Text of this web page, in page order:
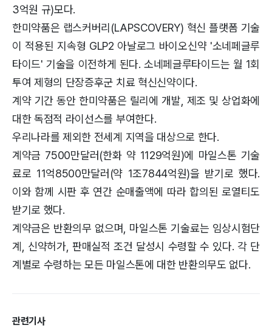
3억원 규)모다.
한미약품은 랩스커버리(LAPSCOVERY) 혁신 플랫폼 기술
이 적용된 지속형 GLP2 아날로그 바이오신약 '소네페글루
타이드' 기술을 이전하게 된다. 소네페글루타이드는 월 1회
투여 제형의 단장증후군 치료 혁신신약이다.
계약 기간 동안 한미약품은 릴리에 개발, 제조 및 상업화에
대한 독점적 라이선스를 부여한다.
우리나라를 제외한 전세계 지역을 대상으로 한다.
계약금 7500만달러(한화 약 1129억원)에 마일스톤 기술
료로 11억8500만달러(약 1조7844억원)을 받기로 했다.
이와 함께 시판 후 연간 순매출액에 따라 합의된 로열티도
받기로 했다.
계약금은 반환의무 없으며, 마일스톤 기술료는 임상시험단
계, 신약허가, 판매실적 조건 달성시 수령할 수 있다. 각 단
계별로 수령하는 모든 마일스톤에 대한 반환의무도 없다.
관련기사